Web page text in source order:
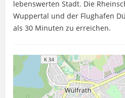
lebenswerten Stadt. Die
Wuppertal und der Flughafen
als 30 Minuten zu erreichen.